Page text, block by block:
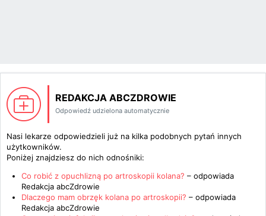
REDAKCJA ABCZDROWIE
Odpowiedź udzielona automatycznie
Nasi lekarze odpowiedzieli już na kilka podobnych pytań innych
użytkowników.
Poniżej znajdziesz do nich odnośniki:
Co robić z opuchlizną po artroskopii kolana? – odpowiada
Redakcja abcZdrowie
Dlaczego mam obrzęk kolana po artroskopii? – odpowiada
Redakcja abcZdrowie